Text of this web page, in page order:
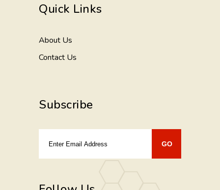
Quick Links
About Us
Contact Us
Subscribe